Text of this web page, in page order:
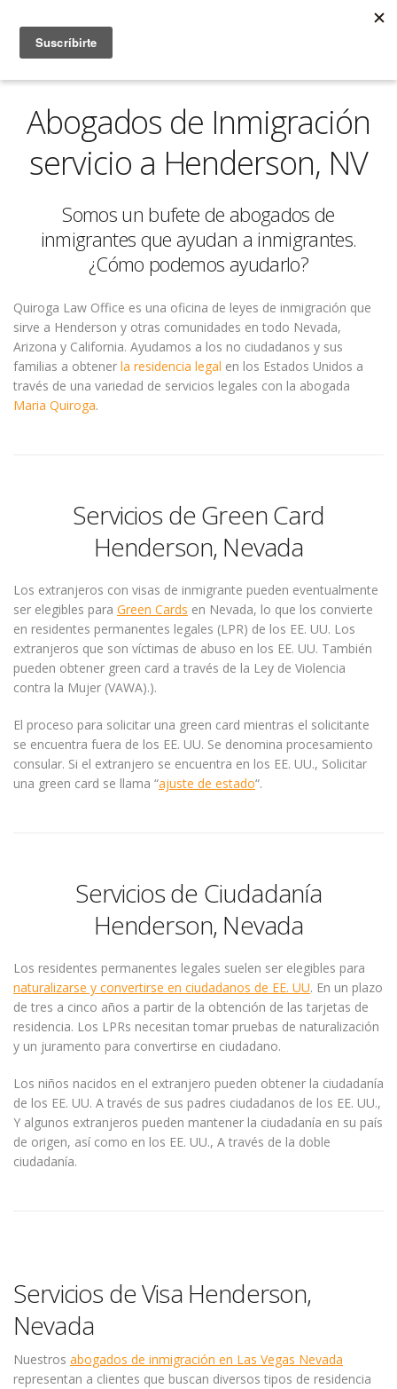
Abogados de Inmigración
servicio a Henderson, NV
Somos un bufete de abogados de
inmigrantes que ayudan a inmigrantes.
¿Cómo podemos ayudarlo?
Quiroga Law Office es una oficina de leyes de inmigración que
sirve a Henderson y otras comunidades en todo Nevada,
Arizona y California. Ayudamos a los no ciudadanos y sus
familias a obtener la residencia legal en los Estados Unidos a
través de una variedad de servicios legales con la abogada
Maria Quiroga.
Servicios de Green Card
Henderson, Nevada
Los extranjeros con visas de inmigrante pueden eventualmente
ser elegibles para Green Cards en Nevada, lo que los convierte
en residentes permanentes legales (LPR) de los EE. UU. Los
extranjeros que son víctimas de abuso en los EE. UU. También
pueden obtener green card a través de la Ley de Violencia
contra la Mujer (VAWA).).
El proceso para solicitar una green card mientras el solicitante
se encuentra fuera de los EE. UU. Se denomina procesamiento
consular. Si el extranjero se encuentra en los EE. UU., Solicitar
una green card se llama “ajuste de estado“.
Servicios de Ciudadanía
Henderson, Nevada
Los residentes permanentes legales suelen ser elegibles para
naturalizarse y convertirse en ciudadanos de EE. UU. En un plazo
de tres a cinco años a partir de la obtención de las tarjetas de
residencia. Los LPRs necesitan tomar pruebas de naturalización
y un juramento para convertirse en ciudadano.
Los niños nacidos en el extranjero pueden obtener la ciudadanía
de los EE. UU. A través de sus padres ciudadanos de los EE. UU.,
Y algunos extranjeros pueden mantener la ciudadanía en su país
de origen, así como en los EE. UU., A través de la doble
ciudadanía.
Servicios de Visa Henderson,
Nevada
Nuestros abogados de inmigración en Las Vegas Nevada
representan a clientes que buscan diversos tipos de residencia